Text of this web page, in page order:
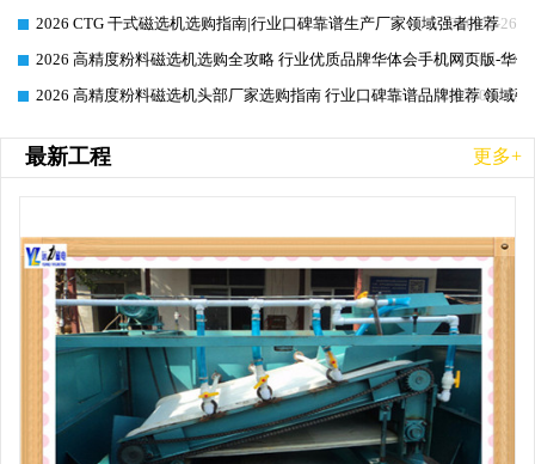
2026-06-26
2026 CTG 干式磁选机选购指南|行业口碑靠谱生产厂家领域强者推荐
2026-06-26
2026 高精度粉料磁选机选购全攻略 行业优质品牌华体会手机网页版-华
2026-06-26
2026 高精度粉料磁选机头部厂家选购指南 行业口碑靠谱品牌推荐 领域
最新工程 更多+